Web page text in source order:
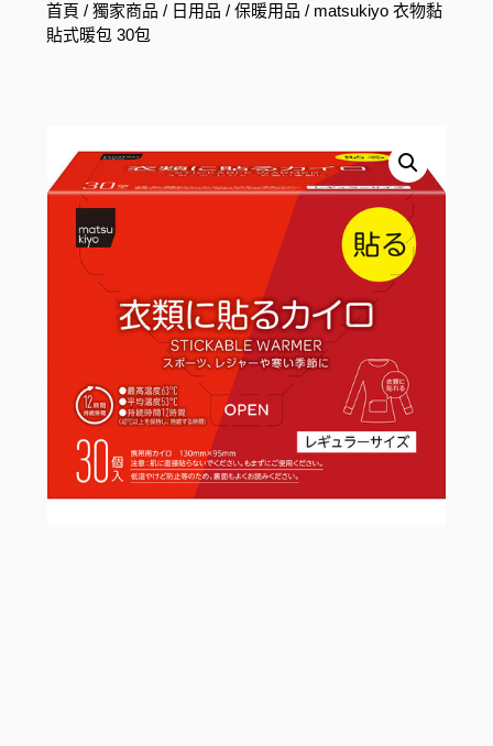
首頁 /獨家商品 / 日用品 /保暖用品 / matsukiyo 衣物黏
貼式暖包 30包